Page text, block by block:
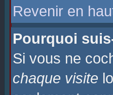
Revenir en
Pourquoi
Si vous ne
chaque visite